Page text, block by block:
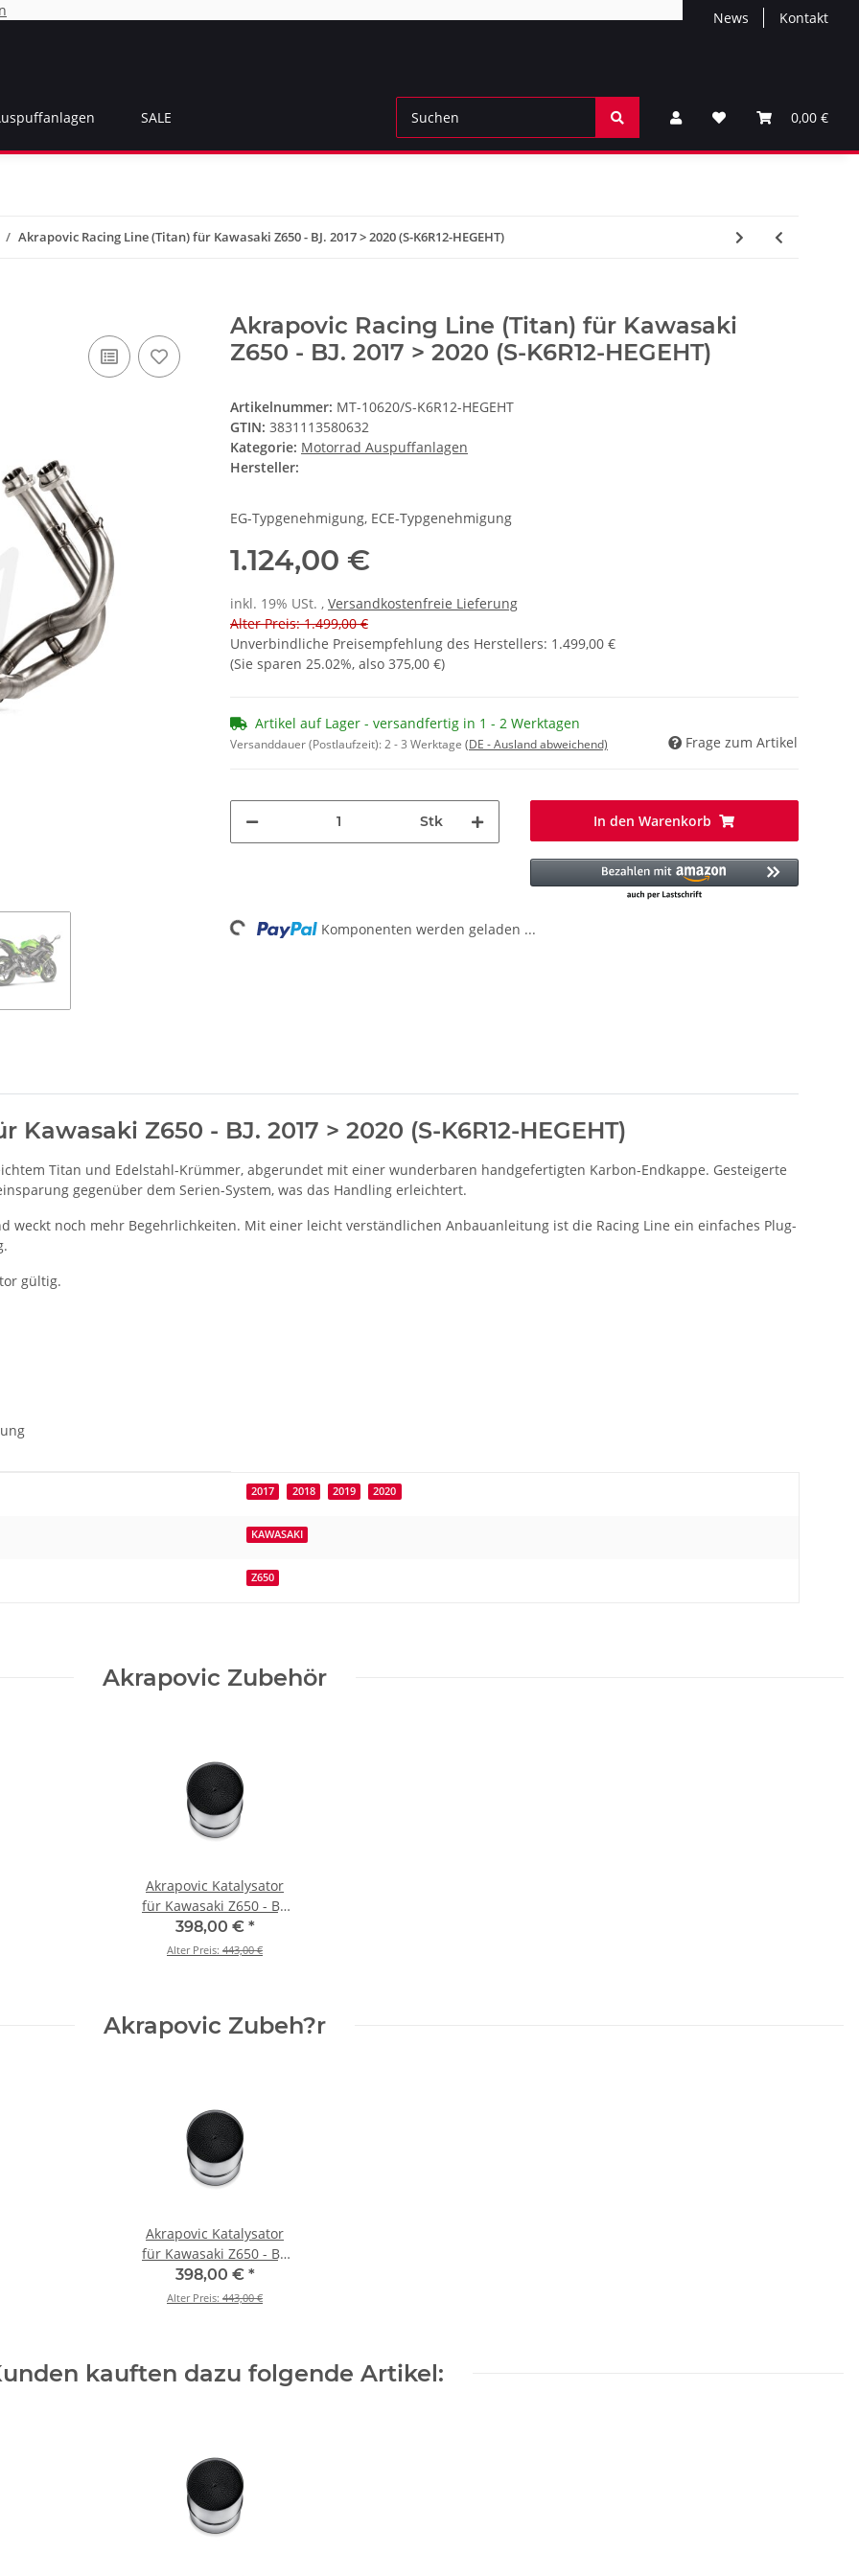
News Kontakt
0,00 €
SALE
Akrapovic Racing Line (Titan) für Kawasaki Z650 - BJ. 2017 > 2020 (S-K6R12-HEGEHT)
Akrapovic Racing Line (Titan) für Kawasaki
Z650 - BJ. 2017 > 2020 (S-K6R12-HEGEHT)
Artikelnummer: MT-10620/S-K6R12-HEGEHT
GTIN: 3831113580632
Kategorie: Motorrad Auspuffanlagen
Hersteller:
EG-Typgenehmigung, ECE-Typgenehmigung
1.124,00 €
inkl. 19% USt. , Versandkostenfreie Lieferung
Alter Preis: 1.499,00 €
Unverbindliche Preisempfehlung des Herstellers: 1.499,00 €
(Sie sparen 25.02%, also 375,00 €)
Artikel auf Lager - versandfertig in 1 - 2 Werktagen
Versanddauer (Postlaufzeit):2 - 3 Werktage (DE - Ausland abweichend) Frage zum Artikel
Stk In den Warenkorb
Loading... Komponenten werden geladen ...
Z650 - BJ. 2017 > 2020 (S-K6R12-HEGEHT)
Titan und Edelstahl-Krümmer, abgerundet mit einer wunderbaren handgefertigten Karbon-Endkappe. Gesteigerte
gegenüber dem Serien-System, was das Handling erleichtert.
weckt noch mehr Begehrlichkeiten. Mit einer leicht verständlichen Anbauanleitung ist die Racing Line ein einfaches Plug-
gültig.
2017 2018 2019 2020
KAWASAKI
Z650
Akrapovic Zubehör
Akrapovic Katalysator
für Kawasaki Z650 - BJ.
2017 > 2020 (P-KAT-076)
398,00 € *
Alter Preis: 443,00 €
Akrapovic Zubeh?r
Akrapovic Katalysator
für Kawasaki Z650 - BJ.
2017 > 2020 (P-KAT-076)
398,00 € *
Alter Preis: 443,00 €
kauften dazu folgende Artikel: